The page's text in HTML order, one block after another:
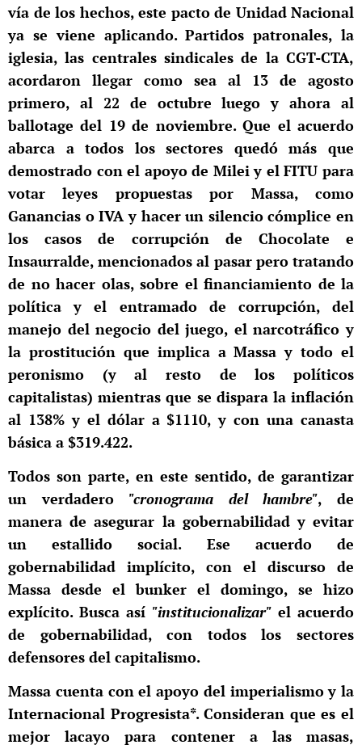
vía de los hechos, este pacto de Unidad Nacional
ya se viene aplicando. Partidos patronales, la
iglesia, las centrales sindicales de la CGT-CTA,
acordaron llegar como sea al 13 de agosto
primero, al 22 de octubre luego y ahora al
ballotage del 19 de noviembre. Que el acuerdo
abarca a todos los sectores quedó más que
demostrado con el apoyo de Milei y el FITU para
votar leyes propuestas por Massa, como
Ganancias o IVA y hacer un silencio cómplice en
los casos de corrupción de Chocolate e
Insaurralde, mencionados al pasar pero tratando
de no hacer olas, sobre el financiamiento de la
política y el entramado de corrupción, del
manejo del negocio del juego, el narcotráfico y
la prostitución que implica a Massa y todo el
peronismo (y al resto de los políticos
capitalistas) mientras que se dispara la inflación
al 138% y el dólar a $1110, y con una canasta
básica a $319.422.
Todos son parte, en este sentido, de garantizar
un verdadero "cronograma del hambre", de
manera de asegurar la gobernabilidad y evitar
un estallido social. Ese acuerdo de
gobernabilidad implícito, con el discurso de
Massa desde el bunker el domingo, se hizo
explícito. Busca así "institucionalizar" el acuerdo
de gobernabilidad, con todos los sectores
defensores del capitalismo.
Massa cuenta con el apoyo del imperialismo y la
Internacional Progresista*. Consideran que es el
mejor lacayo para contener a las masas,